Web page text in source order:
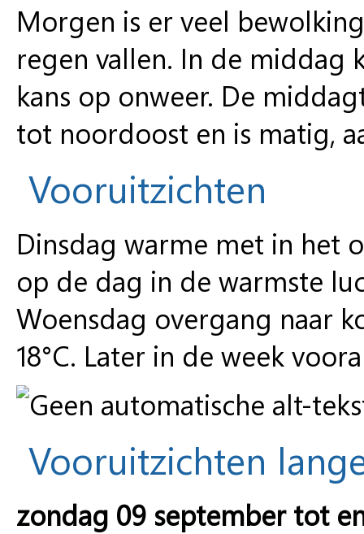
Morgen is er veel
regen vallen. In de middag
kans op onweer. De
tot noordoost en is matig,
Vooruitzichten
Dinsdag warme met in het
op de dag in de warmste
Woensdag overgang naar
18°C. Later in de week
Vooruitzichten
zondag 09 september tot